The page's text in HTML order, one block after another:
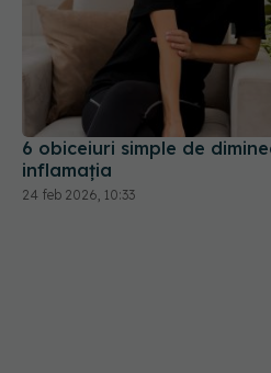
6 obiceiuri simple de
inflamația
24 feb 2026, 10:33